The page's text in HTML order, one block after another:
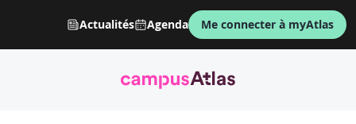
Actualités Agenda Me connecter à myAtlas